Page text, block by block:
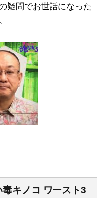
疑問でお世話になった
キノコ ワースト3